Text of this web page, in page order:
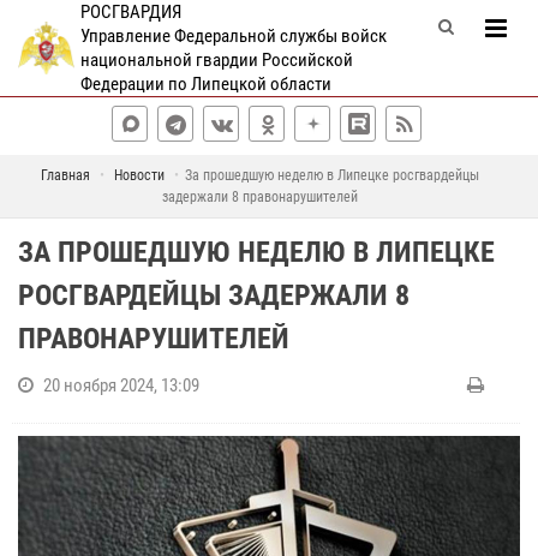
РОСГВАРДИЯ
Управление Федеральной службы войск
национальной гвардии Российской
Федерации по Липецкой области
Главная Новости
За прошедшую неделю в Липецке росгвардейцы
задержали 8 правонарушителей
ЗА ПРОШЕДШУЮ НЕДЕЛЮ В ЛИПЕЦКЕ
РОСГВАРДЕЙЦЫ ЗАДЕРЖАЛИ 8
ПРАВОНАРУШИТЕЛЕЙ
20 ноября 2024, 13:09